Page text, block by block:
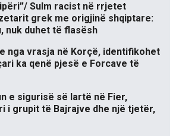
Sulm racist në rrjetet
grek me origjinë shqiptare:
nuk duhet të flasësh
nga vrasja në Korçë, identifikohet
ka qenë pjesë e Forcave të
e sigurisë së lartë në Fier,
i grupit të Bajrajve dhe një tjetër,